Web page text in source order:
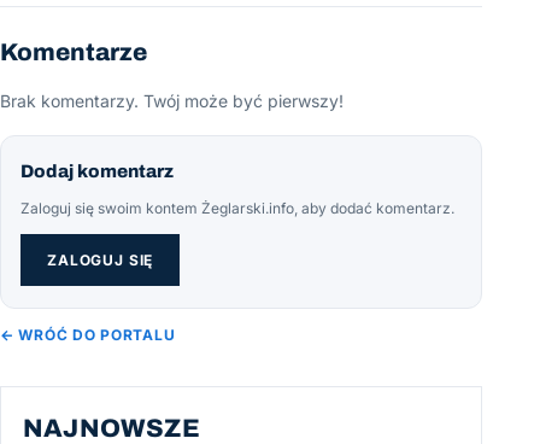
Komentarze
Brak komentarzy. Twój może być pierwszy!
Dodaj komentarz
Zaloguj się swoim kontem Żeglarski.info, aby dodać komentarz.
ZALOGUJ SIĘ
← WRÓĆ DO PORTALU
NAJNOWSZE